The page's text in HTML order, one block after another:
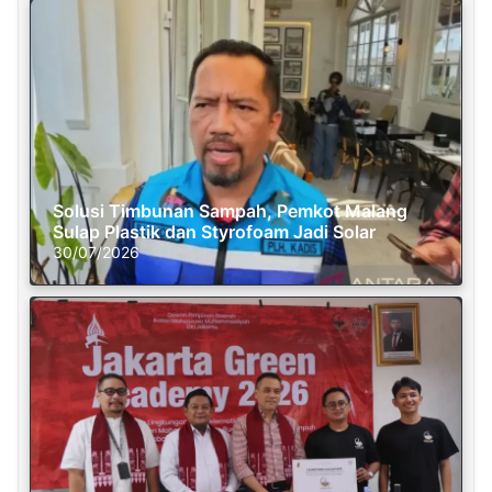
Solusi Timbunan Sampah, Pemkot Malang
Sulap Plastik dan Styrofoam Jadi Solar
30/07/2026